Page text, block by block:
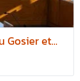
Gosier et...